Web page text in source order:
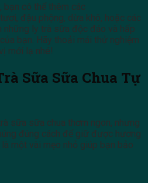
có thể thêm các
đậu phộng, dừa khô, hoặc các
ly trà sữa độc đáo và hấp
bạn. Hãy thoải mái thử nghiệm
mới lạ nhé!
Sữa Sữa Chua Tự
sữa sữa chua thơm ngon, nhưng
đúng cách để giữ được hương
một vài mẹo nhỏ giúp bạn bảo